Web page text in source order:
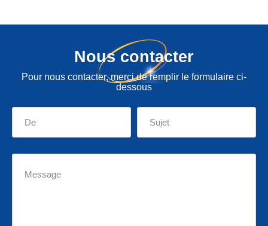
Nous contacter
Pour nous contacter, merci de remplir le formulaire ci-
dessous